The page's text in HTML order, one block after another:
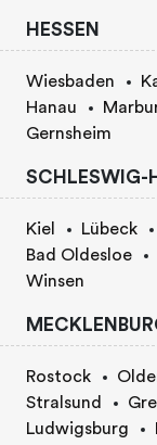
HESSEN
Wiesbaden
Hanau
Gernsheim
SCHLESWIG-
Kiel Lübeck
Bad Oldesloe
Winsen
Rostock
Stralsund
Ludwigsburg